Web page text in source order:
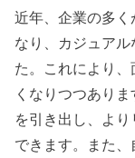
近年、企業の多く
なり、カジュア
た。これにより
くなりつつあり
を引き出し、よ
できます。また